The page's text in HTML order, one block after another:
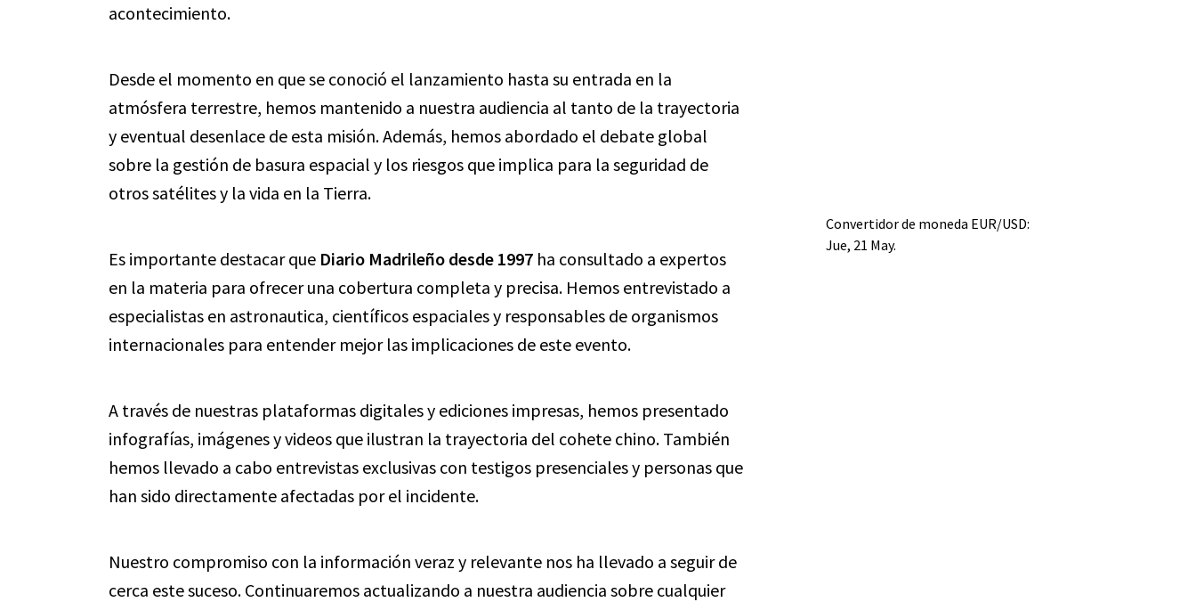
acontecimiento.
Desde el momento en que se conoció el lanzamiento hasta su entrada en la
atmósfera terrestre, hemos mantenido a nuestra audiencia al tanto de la trayectoria
y eventual desenlace de esta misión. Además, hemos abordado el debate global
sobre la gestión de basura espacial y los riesgos que implica para la seguridad de
otros satélites y la vida en la Tierra.
Es importante destacar que Diario Madrileño desde 1997 ha consultado a expertos
en la materia para ofrecer una cobertura completa y precisa. Hemos entrevistado a
especialistas en astronautica, científicos espaciales y responsables de organismos
internacionales para entender mejor las implicaciones de este evento.
A través de nuestras plataformas digitales y ediciones impresas, hemos presentado
infografías, imágenes y videos que ilustran la trayectoria del cohete chino. También
hemos llevado a cabo entrevistas exclusivas con testigos presenciales y personas que
han sido directamente afectadas por el incidente.
Nuestro compromiso con la información veraz y relevante nos ha llevado a seguir de
cerca este suceso. Continuaremos actualizando a nuestra audiencia sobre cualquier
Convertidor de moneda EUR/USD:
Jue, 21 May.